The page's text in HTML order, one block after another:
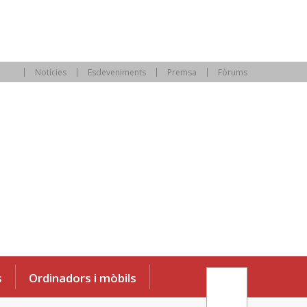
Notícies Esdeveniments Premsa Fòrums
Ordinadors i mòbils